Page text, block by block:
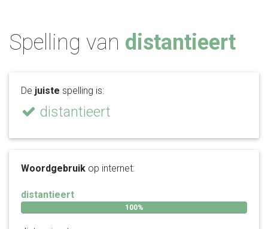
Spelling van distantieert
De juiste spelling is:
distantieert
Woordgebruik op internet:
distantieert
100%